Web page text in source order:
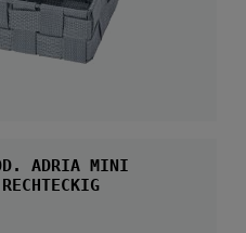
ADRIA MINI
SCHWARZ, RECHTECKIG RECHTECKIG